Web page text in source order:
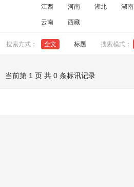
江西 河南 湖北 湖南
云南 西藏
搜索方式： 全文 标题 搜索模式：
当前第 1 页 共 0 条标讯记录